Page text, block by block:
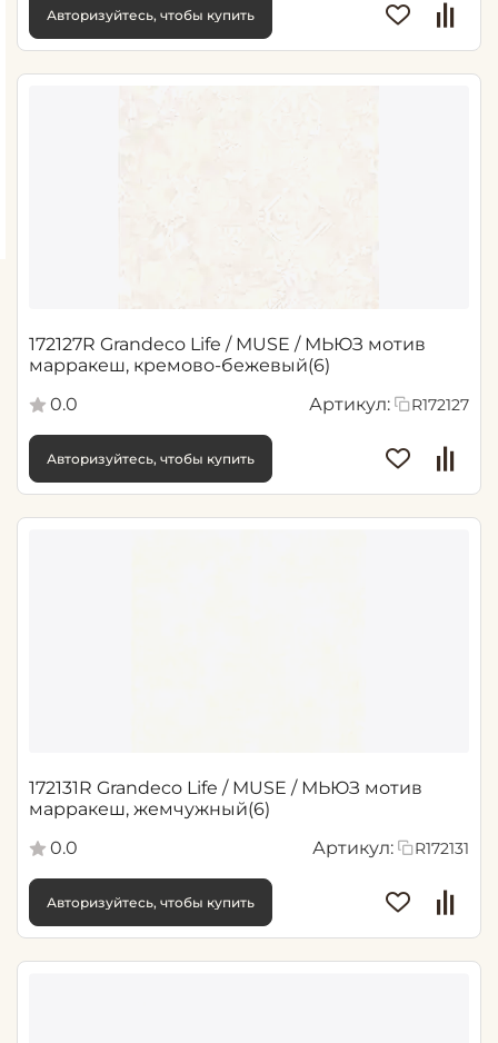
Авторизуйтесь, чтобы купить
172127R Grandeco Life / MUSE / МЬЮЗ мотив
марракеш, кремово-бежевый(6)
0.0
Артикул: R172127
Авторизуйтесь, чтобы купить
172131R Grandeco Life / MUSE / МЬЮЗ мотив
марракеш, жемчужный(6)
0.0
Артикул: R172131
Авторизуйтесь, чтобы купить